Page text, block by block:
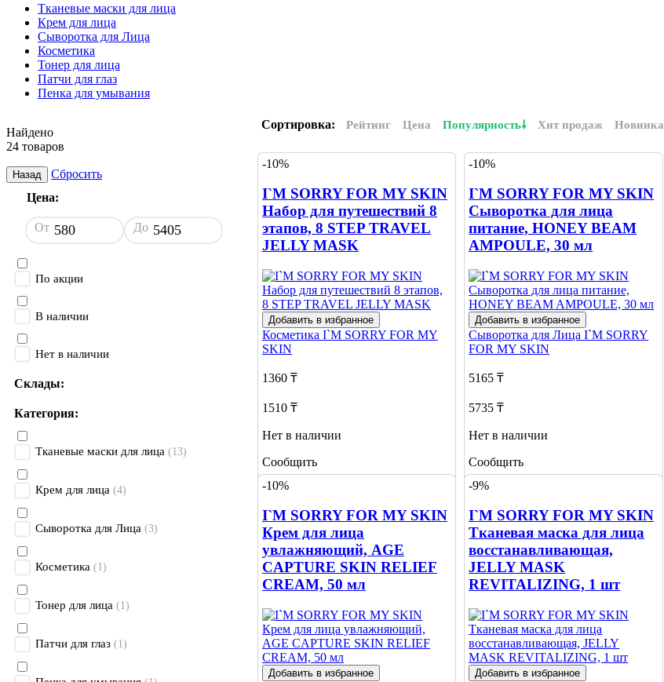
Тканевые маски для лица
Крем для лица
Сыворотка для Лица
Косметика
Тонер для лица
Патчи для глаз
Пенка для умывания
Сортировка: Рейтинг Цена Популярность Хит продаж Новинка
Найдено
24 товаров
Назад
Сбросить
Цена:
От До
По акции
В наличии
Нет в наличии
Склады:
Категория:
Тканевые маски для лица (13)
Крем для лица (4)
Сыворотка для Лица (3)
Косметика (1)
Тонер для лица (1)
Патчи для глаз (1)
-10%
I`M SORRY FOR MY SKIN
Набор для путешествий 8
этапов, 8 STEP TRAVEL
JELLY MASK
Добавить в избранное
Косметика I`M SORRY FOR MY
SKIN
1360 ₸
1510 ₸
Нет в наличии
Сообщить
о наличии
-10%
I`M SORRY FOR MY SKIN
Сыворотка для лица
питание, HONEY BEAM
AMPOULE, 30 мл
Добавить в избранное
Сыворотка для ЛицаI`M SORRY
FOR MY SKIN
5165 ₸
5735 ₸
Нет в наличии
Сообщить
о наличии
-10%
I`M SORRY FOR MY SKIN
Крем для лица
увлажняющий, AGE
CAPTURE SKIN RELIEF
CREAM, 50 мл
Добавить в избранное
-9%
I`M SORRY FOR MY SKIN
Тканевая маска для лица
восстанавливающая,
JELLY MASK
REVITALIZING, 1 шт
Добавить в избранное